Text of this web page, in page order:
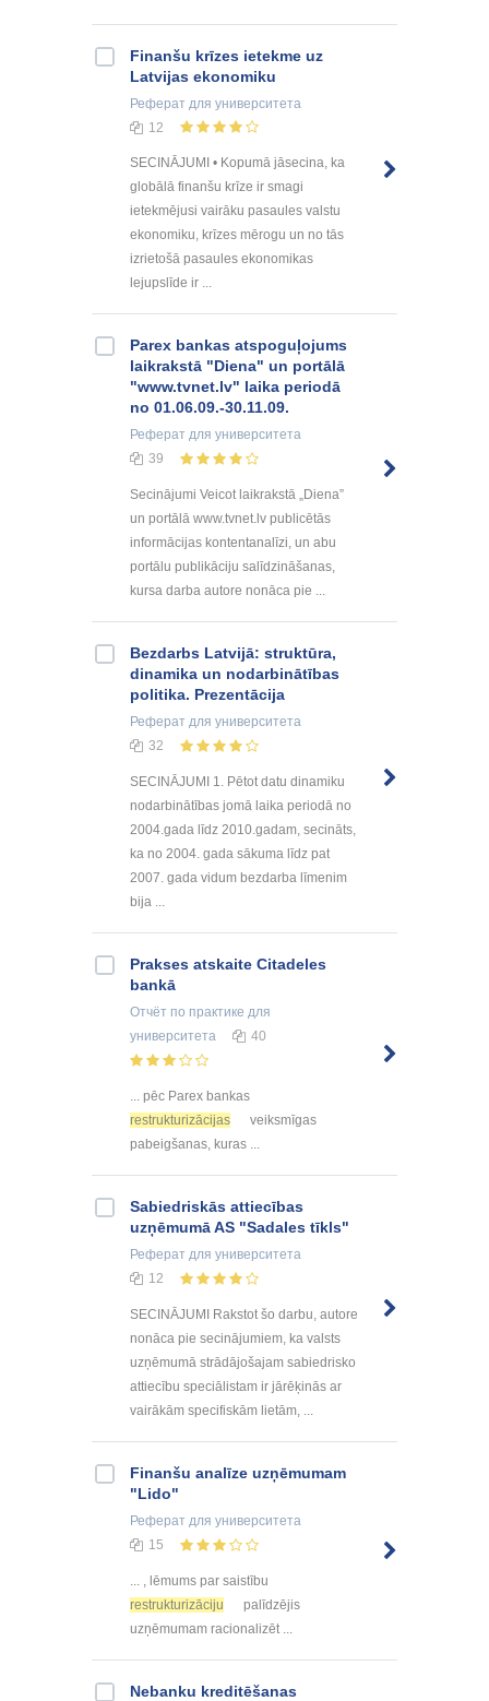
Finanšu krīzes ietekme uz
Latvijas ekonomiku
Реферат для университета
12
SECINĀJUMI • Kopumā jāsecina, ka
globālā finanšu krīze ir smagi
ietekmējusi vairāku pasaules valstu
ekonomiku, krīzes mērogu un no tās
izrietošā pasaules ekonomikas
lejupslīde ir ...
Parex bankas atspoguļojums
laikrakstā "Diena" un portālā
"www.tvnet.lv" laika periodā
no 01.06.09.-30.11.09.
Реферат для университета
39
Secinājumi Veicot laikrakstā „Diena”
un portālā www.tvnet.lv publicētās
informācijas kontentanalīzi, un abu
portālu publikāciju salīdzināšanas,
kursa darba autore nonāca pie ...
Bezdarbs Latvijā: struktūra,
dinamika un nodarbinātības
politika. Prezentācija
Реферат для университета
32
SECINĀJUMI 1. Pētot datu dinamiku
nodarbinātības jomā laika periodā no
2004.gada līdz 2010.gadam, secināts,
ka no 2004. gada sākuma līdz pat
2007. gada vidum bezdarba līmenim
bija ...
Prakses atskaite Citadeles
bankā
Отчёт по практике для
университета
40
... pēc Parex bankas
restrukturizācijas
veiksmīgas
pabeigšanas, kuras ...
Sabiedriskās attiecības
uzņēmumā AS "Sadales tīkls"
Реферат для университета
12
SECINĀJUMI Rakstot šo darbu, autore
nonāca pie secinājumiem, ka valsts
uzņēmumā strādājošajam sabiedrisko
attiecību speciālistam ir jārēķinās ar
vairākām specifiskām lietām, ...
Finanšu analīze uzņēmumam
"Lido"
Реферат для университета
15
... , lēmums par saistību
restrukturizāciju
palīdzējis
uzņēmumam racionalizēt ...
Nebanku kreditēšanas